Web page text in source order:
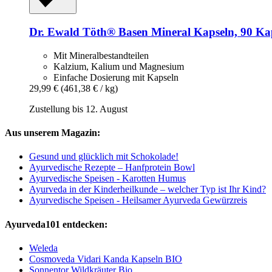
Dr. Ewald Töth® Basen Mineral Kapseln, 90
Mit Mineralbestandteilen
Kalzium, Kalium und Magnesium
Einfache Dosierung mit Kapseln
29,99 € (461,38 € / kg)
Zustellung bis 12. August
Aus unserem Magazin:
Gesund und glücklich mit Schokolade!
Ayurvedische Rezepte – Hanfprotein Bowl
Ayurvedische Speisen - Karotten Humus
Ayurveda in der Kinderheilkunde – welcher Typ ist Ihr Kind?
Ayurvedische Speisen - Heilsamer Ayurveda Gewürzreis
Ayurveda101 entdecken:
Weleda
Cosmoveda Vidari Kanda Kapseln BIO
Sonnentor Wildkräuter Bio